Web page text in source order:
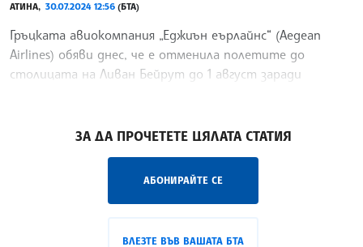
АТИНА, 30.07.2024 12:56 (БТА)
Гръцката авиокомпания „Еджиън еърлайнс“ (Aegean
Airlines) обяви днес, че е отменила полетите до
столицата на Ливан Бейрут до 1 август заради
ЗА ДА ПРОЧЕТЕТЕ ЦЯЛАТА СТАТИЯ
АБОНИРАЙТЕ СЕ
ВЛЕЗТЕ ВЪВ ВАШАТА БТА